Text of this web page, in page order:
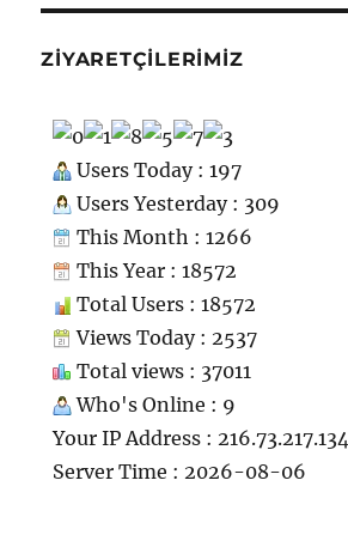
ZIYARETÇILERIMIZ
Users Today : 197
Users Yesterday : 309
This Month : 1266
This Year : 18572
Total Users : 18572
Views Today : 2537
Total views : 37011
Who's Online : 9
Your IP Address : 216.73.217.134
Server Time : 2026-08-06